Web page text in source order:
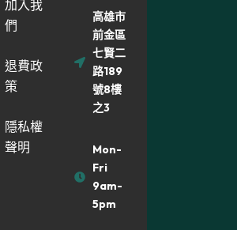
加入我
們
退費政
策
隱私權
聲明
高雄市
前金區
七賢二
路189
號8樓
之3
Mon-
Fri
9am-
5pm